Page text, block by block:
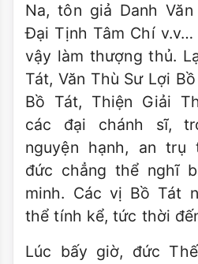
Na, tôn giả Danh
Đại Tịnh Tâm Chí
vậy làm thượng thủ.
Tát, Văn Thù Sư Lợi
Bồ Tát, Thiện Giải
các đại chánh sĩ,
nguyện hạnh, an trụ
đức chẳng thể nghĩ
minh. Các vị Bồ Tát
thể tính kể, tức thời
Lúc bấy giờ, đức